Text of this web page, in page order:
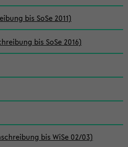
bis SoSe 2011)
bis SoSe 2016)
bis WiSe 02/03)